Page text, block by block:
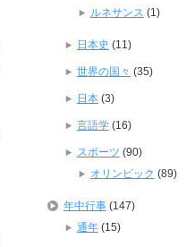
ルネサンス (1)
日本史 (11)
世界の国々 (35)
日本(3)
言語学(16)
スポーツ (90)
オリンピック (89)
年中行事(147)
通年(15)